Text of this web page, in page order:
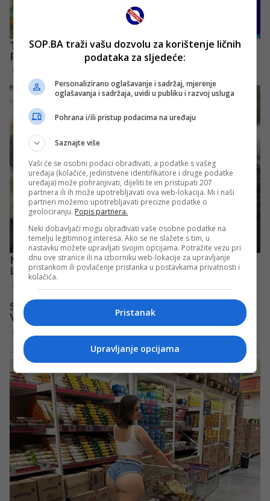
SOP.BA traži vašu dozvolu za korištenje ličnih
podataka za sljedeće:
Personalizirano oglašavanje i sadržaj, mjerenje
oglašavanja i sadržaja, uvidi u publiku i razvoj usluga
Pohrana i/ili pristup podacima na uređaju
Saznajte više
Vaši će se osobni podaci obrađivati, a podatke s vašeg
uređaja (kolačiće, jedinstvene identifikatore i druge podatke
uređaja) može pohranjivati, dijeliti te im pristupati 207
partnera ili ih može upotrebljavati ova web-lokacija. Mi i naši
partneri možemo upotrebljavati precizne podatke o
geolociranju. Popis partnera.
Neki dobavljači mogu obrađivati vaše osobne podatke na
temelju legitimnog interesa. Ako se ne slažete s tim, u
nastavku možete upravljati svojim opcijama. Potražite vezu pri
dnu ove stranice ili na izborniku web-lokacije za upravljanje
pristankom ili povlačenje pristanka u postavkama privatnosti i
kolačića.
Pristanak
Upravljanje opcijama